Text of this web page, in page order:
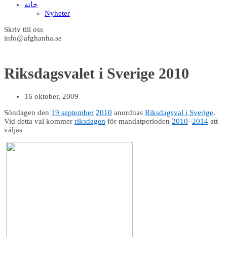
خانه
Nyheter
Skriv till oss
info@afghanha.se
Riksdagsvalet i Sverige 2010
16 oktober, 2009
Söndagen den 19 september 2010 anordnas Riksdagsval i Sverige.
Vid detta val kommer riksdagen för mandatperioden 2010–2014 att
väljas